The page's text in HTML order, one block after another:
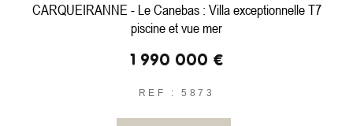
CARQUEIRANNE - Le Canebas : Villa exceptionnelle T7
piscine et vue mer
1 990 000 €
REF : 5873